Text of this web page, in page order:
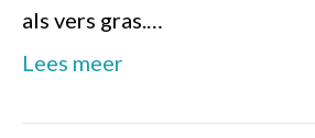
als vers gras.…
Lees meer